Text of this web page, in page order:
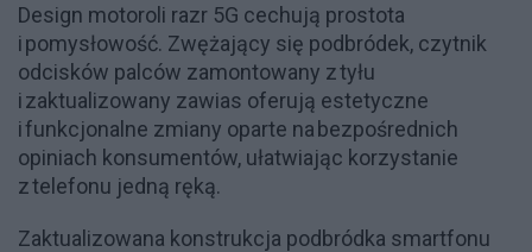
Design motoroli razr 5G cechują prostota
i pomysłowość. Zwężający się podbródek, czytnik
odcisków palców zamontowany z tyłu
i zaktualizowany zawias oferują estetyczne
i funkcjonalne zmiany oparte na bezpośrednich
opiniach konsumentów, ułatwiając korzystanie
z telefonu jedną ręką.
Zaktualizowana konstrukcja podbródka smartfonu